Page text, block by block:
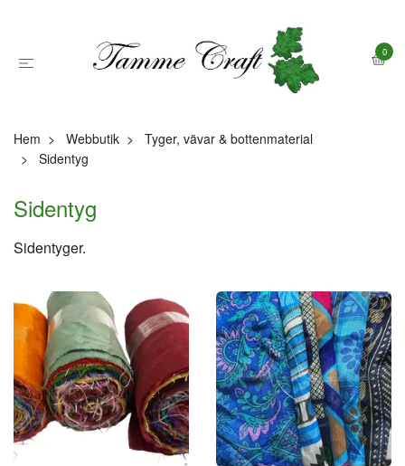
0
Hem Webbutik
Tyger, vävar & bottenmaterial
Sidentyg
Sidentyg
Sidentyger.